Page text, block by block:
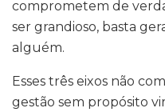
comprometem de
ser grandioso, basta
alguém.
Esses três eixos não
gestão sem propósito